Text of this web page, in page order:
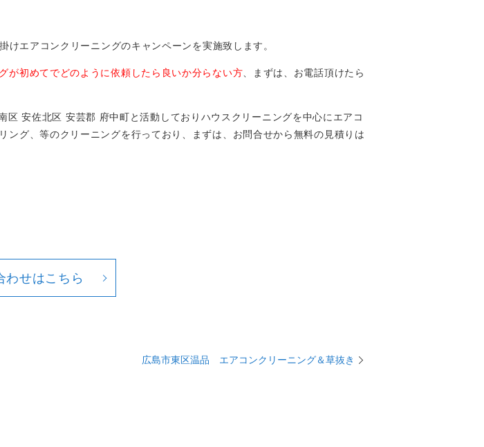
エアコンクリーニングのキャンペーンを実施致します。
が初めてでどのように依頼したら良いか分らない方 、まずは、お電話頂けたら
安佐北区 安芸郡 府中町と活動しておりハウスクリーニングを中心にエアコ
グ、等のクリーニングを行っており、まずは、お問合せから無料の見積りは
わせはこちら
広島市東区温品 エアコンクリーニング＆草抜き